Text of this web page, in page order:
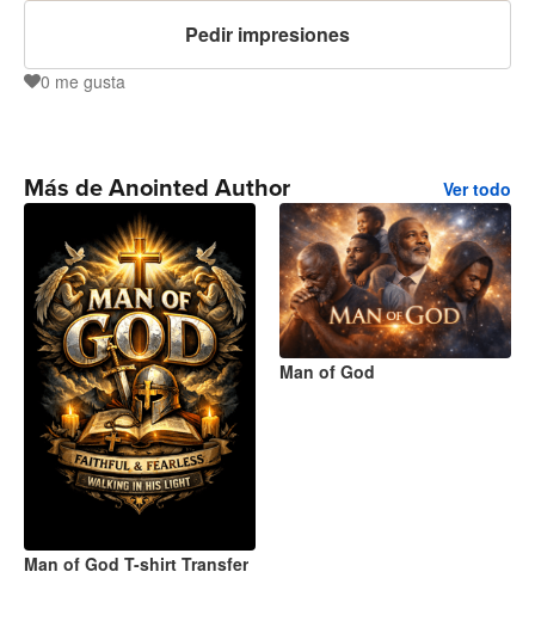
Pedir impresiones
0 me gusta
Más de Anointed Author Ver todo
Man of God T-shirt Transfer
Man of God